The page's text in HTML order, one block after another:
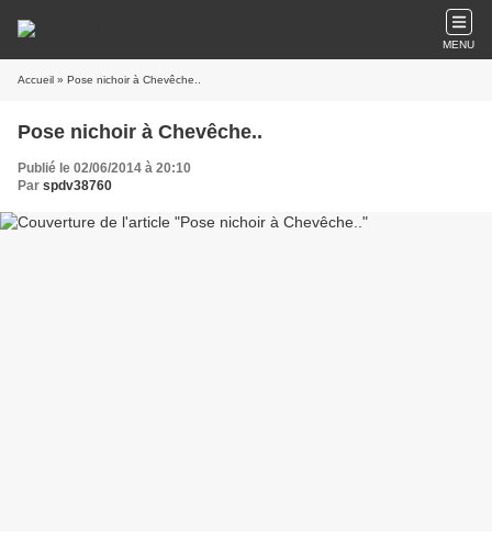
MENU
Accueil » Pose nichoir à Chevêche..
Pose nichoir à Chevêche..
Publié le 02/06/2014 à 20:10
Par spdv38760